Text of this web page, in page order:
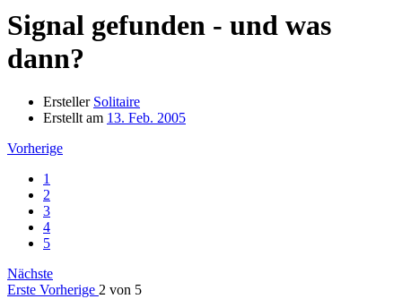
Signal gefunden - und was
dann?
Ersteller Solitaire
Erstellt am 13. Feb. 2005
Vorherige
1
2
3
4
5
Nächste
Erste Vorherige 2 von 5